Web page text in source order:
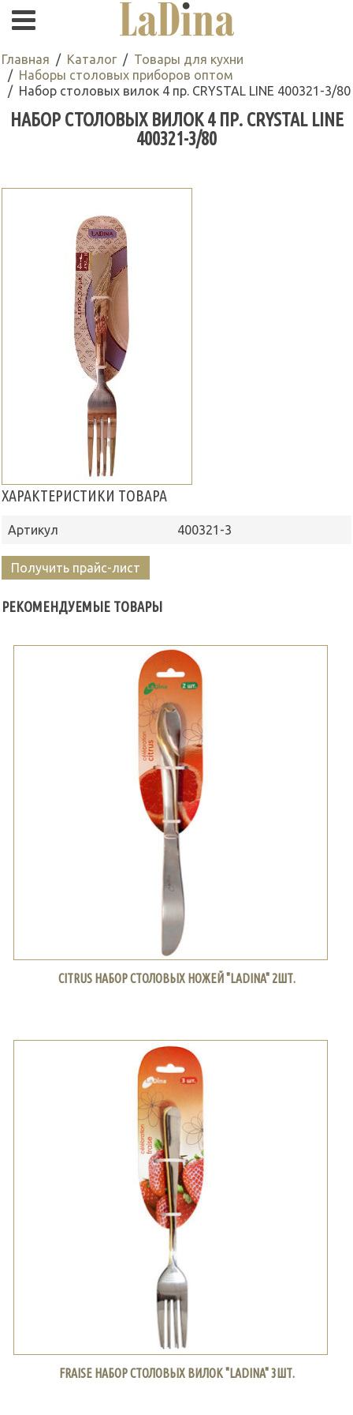
Главная Каталог
Товары для кухни
Наборы столовых приборов оптом
Набор столовых вилок 4 пр. CRYSTAL LINE 400321-3/80
НАБОР СТОЛОВЫХ ВИЛОК 4 ПР. CRYSTAL LINE
400321-3/80
ХАРАКТЕРИСТИКИ ТОВАРА
Артикул 400321-3
Получить прайс-лист
РЕКОМЕНДУЕМЫЕ ТОВАРЫ
CITRUS НАБОР СТОЛОВЫХ НОЖЕЙ "LADINA" 2ШТ.
FRAISE НАБОР СТОЛОВЫХ ВИЛОК "LADINA" 3ШТ.